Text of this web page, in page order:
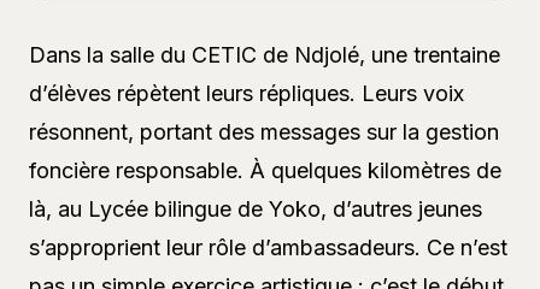
Dans la salle du CETIC de Ndjolé, une trentaine
d’élèves répètent leurs répliques. Leurs voix
résonnent, portant des messages sur la gestion
foncière responsable. À quelques kilomètres de
là, au Lycée bilingue de Yoko, d’autres jeunes
s’approprient leur rôle d’ambassadeurs. Ce n’est